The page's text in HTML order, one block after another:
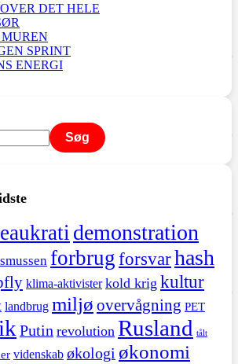
DET HELE
SPRINT
ENERGI
Søg
demonstration
forbrugforsvarhash
klima-aktivister kold krig kultur
landbrug miljø overvågning PET
Putin revolution Rusland tålt
videnskab økologi økonomi